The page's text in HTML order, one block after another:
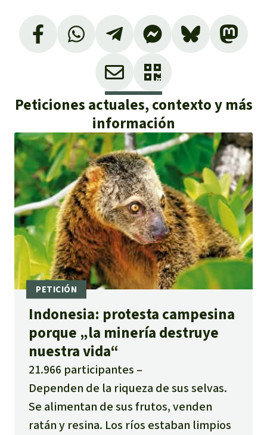
Peticiones actuales, contexto y más
información
Indonesia: protesta campesina
porque „la minería destruye
nuestra vida“
21.966 participantes
Dependen de la riqueza de sus selvas.
Se alimentan de sus frutos, venden
ratán y resina. Los ríos estaban limpios